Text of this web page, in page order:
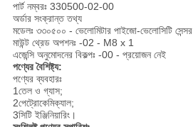
পার্ট নম্বরঃ 330500-02-00
অর্ডার সংক্রান্ত তথ্য
মডেলঃ ৩৩০৫০০ - ভেলোমিটার পাইজো-ভেলোসিটি সেন্সর
মাউন্ট থ্রেড অপশনঃ -02 - M8 x 1
এজেন্সি অনুমোদনের বিকল্পঃ -00 - প্রয়োজন নেই
পণ্যের বৈশিষ্ট্য:
পণ্যের ব্যবহারঃ
1তেল ও গ্যাস;
2পেট্রোকেমিক্যাল;
3সিটি ইঞ্জিনিয়ারিং।